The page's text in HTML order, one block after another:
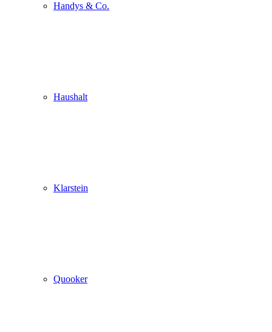
Handys & Co.
Haushalt
Klarstein
Quooker